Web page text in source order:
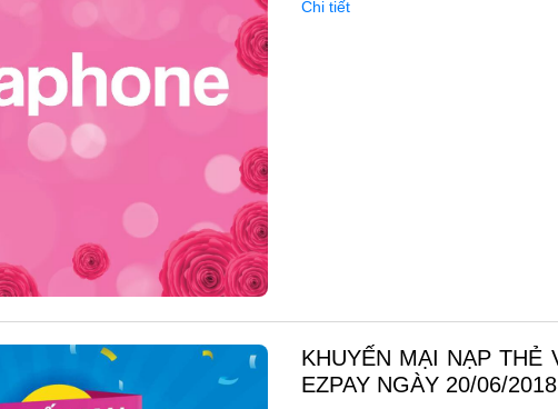
Chi tiết
KHUYẾN MẠI NẠP THẺ VÀO TÀI KHOẢN
EZPAY NGÀY 20/06/2018